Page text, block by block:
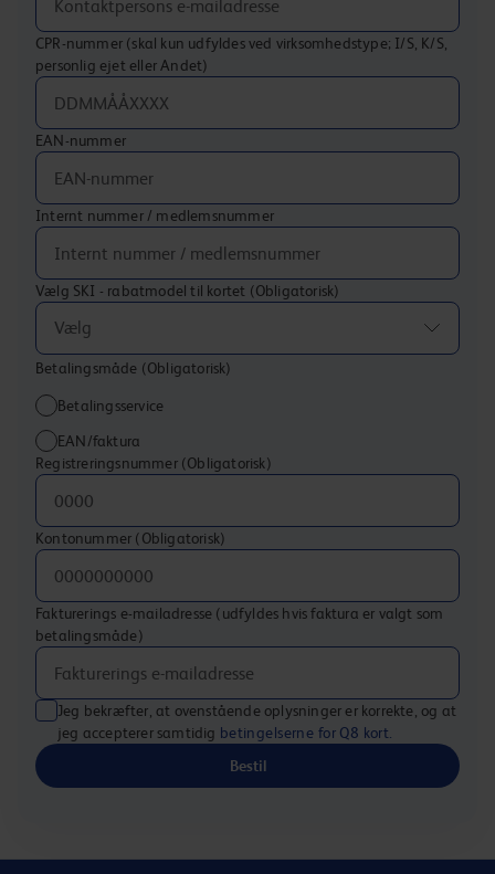
CPR-nummer (skal kun udfyldes ved virksomhedstype; I/S, K/S,
personlig ejet eller Andet)
EAN-nummer
Internt nummer / medlemsnummer
Vælg SKI - rabatmodel til kortet (Obligatorisk)
Vælg
Betalingsmåde (Obligatorisk)
Betalingsservice
EAN/faktura
Registreringsnummer(Obligatorisk)
Kontonummer (Obligatorisk)
Fakturerings e-mailadresse (udfyldes hvis faktura er valgt som
betalingsmåde)
Jeg bekræfter, at ovenstående oplysninger er korrekte, og at
jeg accepterer samtidig betingelserne for Q8 kort.